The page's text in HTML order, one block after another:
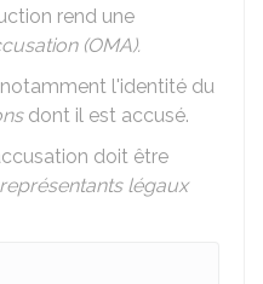
rend une
(OMA).
l'identité du
dont il est accusé.
doit être
représentants légaux